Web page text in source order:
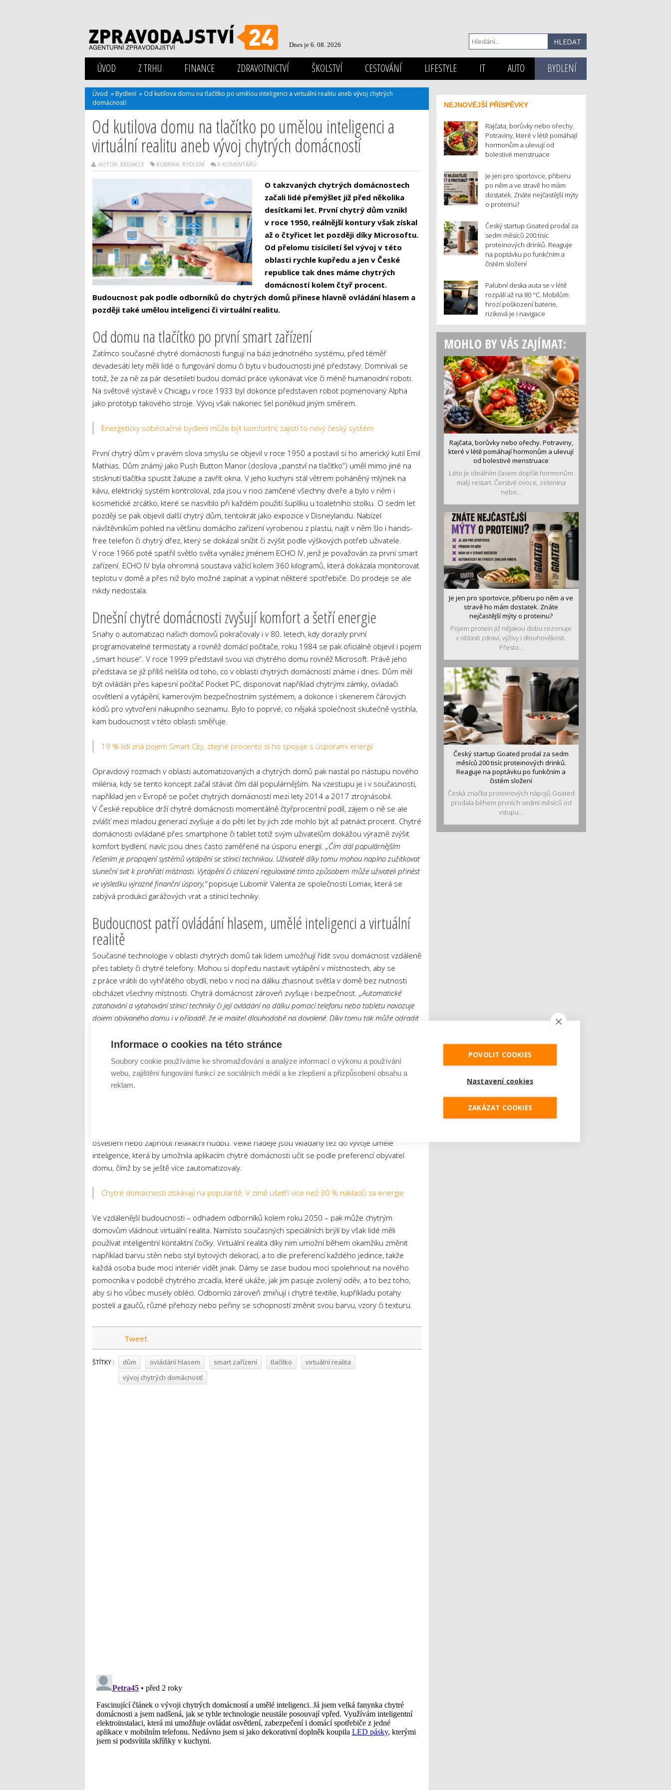
Dnes je 6. 08. 2026
ÚVOD Z TRHU FINANCE ZDRAVOTNICTVÍ ŠKOLSTVÍ CESTOVÁNÍ LIFESTYLE IT AUTO BYDLENÍ
Úvod » Bydlení » Od kutilova domu na tlačítko po umělou inteligenci a virtuální realitu aneb vývoj chytrých
domácností
Od kutilova domu na tlačítko po umělou inteligenci a
virtuální realitu aneb vývoj chytrých domácností
AUTOR: REDAKCE RUBRIKA: BYDLENÍ 0 KOMENTÁŘŮ
O takzvaných chytrých domácnostech
začali lidé přemýšlet již před několika
desítkami let. První chytrý dům vznikl
v roce 1950, reálnější kontury však získal
až o čtyřicet let později díky Microsoftu.
Od přelomu tisíciletí šel vývoj v této
oblasti rychle kupředu a jen v České
republice tak dnes máme chytrých
domácností kolem čtyř procent.
Budoucnost pak podle odborníků do chytrých domů přinese hlavně ovládání hlasem a
později také umělou inteligenci či virtuální realitu.
Od domu na tlačítko po první smart zařízení
Zatímco současné chytré domácnosti fungují na bázi jednotného systému, před téměř
devadesáti lety měli lidé o fungování domu či bytu v budoucnosti jiné představy. Domnívali se
totiž, že za ně za pár desetiletí budou domácí práce vykonávat více či méně humanoidní roboti.
Na světové výstavě v Chicagu v roce 1933 byl dokonce představen robot pojmenovaný Alpha
jako prototyp takového stroje. Vývoj však nakonec šel poněkud jiným směrem.
Energeticky soběstačné bydlení může být komfortní, zajistí to nový český systém
První chytrý dům v pravém slova smyslu se objevil v roce 1950 a postavil si ho americký kutil Emil
Mathias. Dům známý jako Push Button Manor (doslova „panství na tlačítko“) uměl mimo jiné na
stisknutí tlačítka spustit žaluzie a zavřít okna. V jeho kuchyni stál větrem poháněný mlýnek na
kávu, elektrický systém kontroloval, zda jsou v noci zamčené všechny dveře a bylo v něm i
kosmetické zrcátko, které se nasvítilo při každém použití šuplíku u toaletního stolku. O sedm let
později se pak objevil další chytrý dům, tentokrát jako expozice v Disneylandu. Nabízel
návštěvníkům pohled na většinu domácího zařízení vyrobenou z plastu, najít v něm šlo i hands-
free telefon či chytrý dřez, který se dokázal snížit či zvýšit podle výškových potřeb uživatele.
V roce 1966 poté spatřil světlo světa vynález jménem ECHO IV, jenž je považován za první smart
zařízení. ECHO IV byla ohromná soustava vážící kolem 360 kilogramů, která dokázala monitorovat
teplotu v domě a přes niž bylo možné zapínat a vypínat některé spotřebiče. Do prodeje se ale
nikdy nedostala.
Dnešní chytré domácnosti zvyšují komfort a šetří energie
Snahy o automatizaci našich domovů pokračovaly i v 80. letech, kdy dorazily první
programovatelné termostaty a rovněž domácí počítače, roku 1984 se pak oficiálně objevil i pojem
„smart house“. V roce 1999 představil svou vizi chytrého domu rovněž Microsoft. Právě jeho
představa se již příliš nelišila od toho, co v oblasti chytrých domácností známe i dnes. Dům měl
být ovládán přes kapesní počítač Pocket PC, disponovat například chytrými zámky, ovladači
osvětlení a vytápění, kamerovým bezpečnostním systémem, a dokonce i skenerem čárových
kódů pro vytvoření nákupního seznamu. Bylo to poprvé, co nějaká společnost skutečně vystihla,
kam budoucnost v této oblasti směřuje.
19 % lidí zná pojem Smart City, stejné procento si ho spojuje s úsporami energií
Opravdový rozmach v oblasti automatizovaných a chytrých domů pak nastal po nástupu nového
milénia, kdy se tento koncept začal stávat čím dál populárnějším. Na vzestupu je i v současnosti,
například jen v Evropě se počet chytrých domácností mezi lety 2014 a 2017 ztrojnásobil.
V České republice drží chytré domácnosti momentálně čtyřprocentní podíl, zájem o ně se ale
zvlášť mezi mladou generací zvyšuje a do pěti let by jich zde mohlo být až patnáct procent. Chytré
domácnosti ovládané přes smartphone či tablet totiž svým uživatelům dokážou výrazně zvýšit
komfort bydlení, navíc jsou dnes často zaměřené na úsporu energií. „Čím dál populárnějším
řešením je propojení systémů vytápění se stínicí technikou. Uživatelé díky tomu mohou naplno zužitkovat
sluneční svit k prohřátí místnosti. Vytápění či chlazení regulované tímto způsobem může uživateli přinést
ve výsledku výrazné finanční úspory,“popisuje Lubomír Valenta ze společnosti Lomax, která se
zabývá produkcí garážových vrat a stínicí techniky.
Budoucnost patří ovládání hlasem, umělé inteligenci a virtuální
realitě
Současné technologie v oblasti chytrých domů tak lidem umožňují řídit svou domácnost vzdáleně
přes tablety či chytré telefony. Mohou si dopředu nastavit vytápění v místnostech, aby se
z práce vrátili do vyhřátého obydlí, nebo v noci na dálku zhasnout světla v domě bez nutnosti
obcházet všechny místnosti. Chytrá domácnost zároveň zvyšuje i bezpečnost. „Automatické
zatahování a vytahování stínicí techniky či její ovládání na dálku pomocí telefonu nebo tabletu navozuje
dojem obývaného domu i v případě, že je majitel dlouhodobě na dovolené. Díky tomu tak může odradit
Uživatelský komfort však do budoucna půjde nejspíše ještě dál. V nejbližších letech lze očekávat
osvětlení nebo zapnout relaxační hudbu. Velké naděje jsou vkládány též do vývoje umělé
inteligence, která by umožnila aplikacím chytré domácnosti učit se podle preferencí obyvatel
domu, čímž by se ještě více zautomatizovaly.
Chytré domácnosti získávají na popularitě. V zimě ušetří více než 30 % nákladů za energie
Ve vzdálenější budoucnosti – odhadem odborníků kolem roku 2050 – pak může chytrým
domovům vládnout virtuální realita. Namísto současných speciálních brýlí by však lidé měli
používat inteligentní kontaktní čočky. Virtuální realita díky nim umožní během okamžiku změnit
například barvu stěn nebo styl bytových dekorací, a to dle preferencí každého jedince, takže
každá osoba bude moci interiér vidět jinak. Dámy se zase budou moci spolehnout na nového
pomocníka v podobě chytrého zrcadla, které ukáže, jak jim pasuje zvolený oděv, a to bez toho,
aby si ho vůbec musely obléci. Odborníci zároveň zmiňují i chytré textilie, kupříkladu potahy
postelí a gaučů, různé přehozy nebo peřiny se schopností změnit svou barvu, vzory či texturu.
Tweet
ŠTÍTKY : dům ovládání hlasem smart zařízení tlačítko
virtuální realita
vývoj chytrých domácností
NEJNOVĚJŠÍ PŘÍSPĚVKY
Rajčata, borůvky nebo ořechy.
Potraviny, které v létě pomáhají
hormonům a ulevují od
bolestivé menstruace
Je jen pro sportovce, přiberu
po něm a ve stravě ho mám
dostatek. Znáte nejčastější mýty
o proteinu?
Český startup Goated prodal za
sedm měsíců 200 tisíc
proteinových drinků. Reaguje
na poptávku po funkčním a
čistém složení
Palubní deska auta se v létě
rozpálí až na 80 °C. Mobilům
hrozí poškození baterie,
riziková je i navigace
MOHLO BY VÁS ZAJÍMAT:
Rajčata, borůvky nebo ořechy. Potraviny,
které v létě pomáhají hormonům a ulevují
od bolestivé menstruace
Léto je ideálním časem dopřát hormonům
malý restart. Čerstvé ovoce, zelenina
nebo...
Je jen pro sportovce, přiberu po něm a ve
stravě ho mám dostatek. Znáte
nejčastější mýty o proteinu?
Pojem protein již nějakou dobu rezonuje
v oblasti zdraví, výživy i dlouhověkosti.
Přesto...
Český startup Goated prodal za sedm
měsíců 200 tisíc proteinových drinků.
Reaguje na poptávku po funkčním a
čistém složení
Česká značka proteinových nápojů Goated
prodala během prvních sedmi měsíců od
vstupu...
Informace o cookies na této stránce
Soubory cookie používáme ke shromažďování a analýze informací o výkonu a používání
webu, zajištění fungování funkcí ze sociálních médií a ke zlepšení a přizpůsobení obsahu a
reklam.
POVOLIT COOKIES
Nastavení cookies
ZAKÁZAT COOKIES